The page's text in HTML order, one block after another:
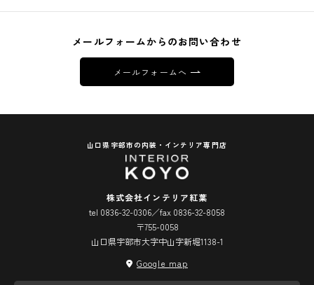
メールフォームからのお問い合わせ
メールフォームへ
山口県宇部市の内装・インテリア専門店
株式会社インテリア紅葉
tel 0836-32-0306／fax 0836-32-8058
〒755-0058
山口県宇部市大字中山字新堀1138-1
Google map